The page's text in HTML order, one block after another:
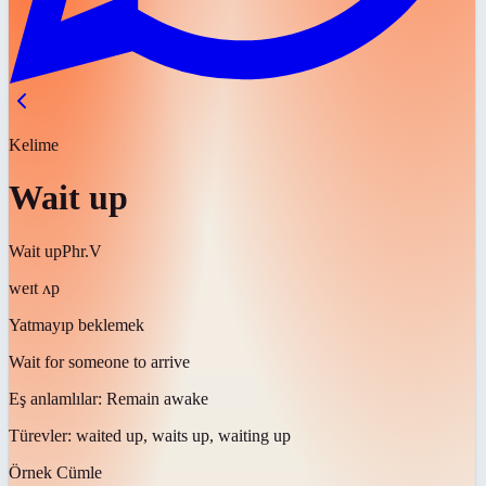
Kelime
Wait up
Wait upPhr.V
weɪt ʌp
Yatmayıp beklemek
Wait for someone to arrive
Eş anlamlılar: Remain awake
Türevler: waited up, waits up, waiting up
Örnek Cümle